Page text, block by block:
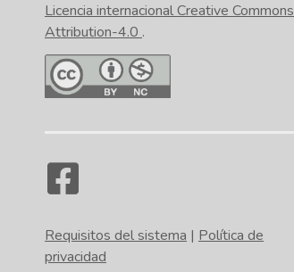
Licencia internacional Creative Commons
Attribution-4.0 .
Requisitos del sistema | Política de
privacidad